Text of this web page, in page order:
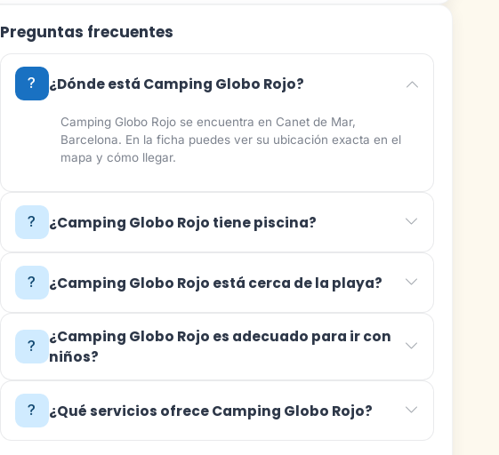
Preguntas frecuentes
¿Dónde está Camping Globo Rojo?
Camping Globo Rojo se encuentra en Canet de Mar,
Barcelona. En la ficha puedes ver su ubicación exacta en el
mapa y cómo llegar.
¿Camping Globo Rojo tiene piscina?
¿Camping Globo Rojo está cerca de la playa?
¿Camping Globo Rojo es adecuado para ir con
niños?
¿Qué servicios ofrece Camping Globo Rojo?